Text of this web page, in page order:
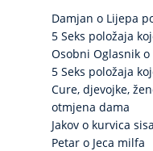
Damjan o Lijepa
5 Seks položaja
Osobni Oglasnik o
5 Seks položaja
Cure, djevojke,
otmjena dama
Jakov o kurvica
Petar o Jeca milfa